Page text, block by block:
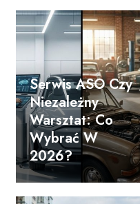
Serwis ASO Czy
Niezależny
Warsztat: Co
Wybrać W
2026?